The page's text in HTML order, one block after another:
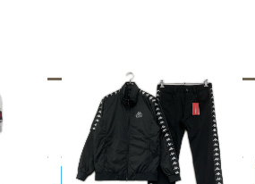
Kappa/カッパ